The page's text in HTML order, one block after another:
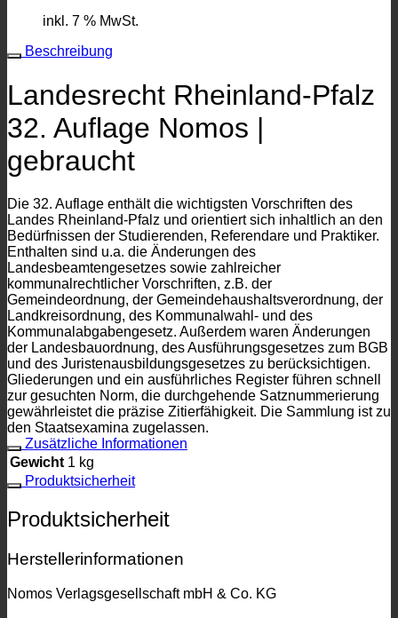
inkl. 7 % MwSt.
Beschreibung
Landesrecht Rheinland-Pfalz
32. Auflage Nomos |
gebraucht
Die 32. Auflage enthält die wichtigsten Vorschriften des
Landes Rheinland-Pfalz und orientiert sich inhaltlich an den
Bedürfnissen der Studierenden, Referendare und Praktiker.
Enthalten sind u.a. die Änderungen des
Landesbeamtengesetzes sowie zahlreicher
kommunalrechtlicher Vorschriften, z.B. der
Gemeindeordnung, der Gemeindehaushaltsverordnung, der
Landkreisordnung, des Kommunalwahl- und des
Kommunalabgabengesetz. Außerdem waren Änderungen
der Landesbauordnung, des Ausführungsgesetzes zum BGB
und des Juristenausbildungsgesetzes zu berücksichtigen.
Gliederungen und ein ausführliches Register führen schnell
zur gesuchten Norm, die durchgehende Satznummerierung
gewährleistet die präzise Zitierfähigkeit. Die Sammlung ist zu
den Staatsexamina zugelassen.
Zusätzliche Informationen
Gewicht 1 kg
Produktsicherheit
Produktsicherheit
Herstellerinformationen
Nomos Verlagsgesellschaft mbH & Co. KG